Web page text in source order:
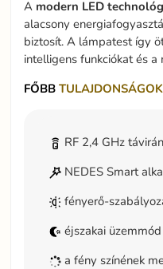
A modern LED
alacsony
biztosít. A lámpatest így
intelligens funkciókat és
FŐBB
RF 2,4 GHz
NEDES Smart
fényerő-
éjszakai üzemmód
a fény színének